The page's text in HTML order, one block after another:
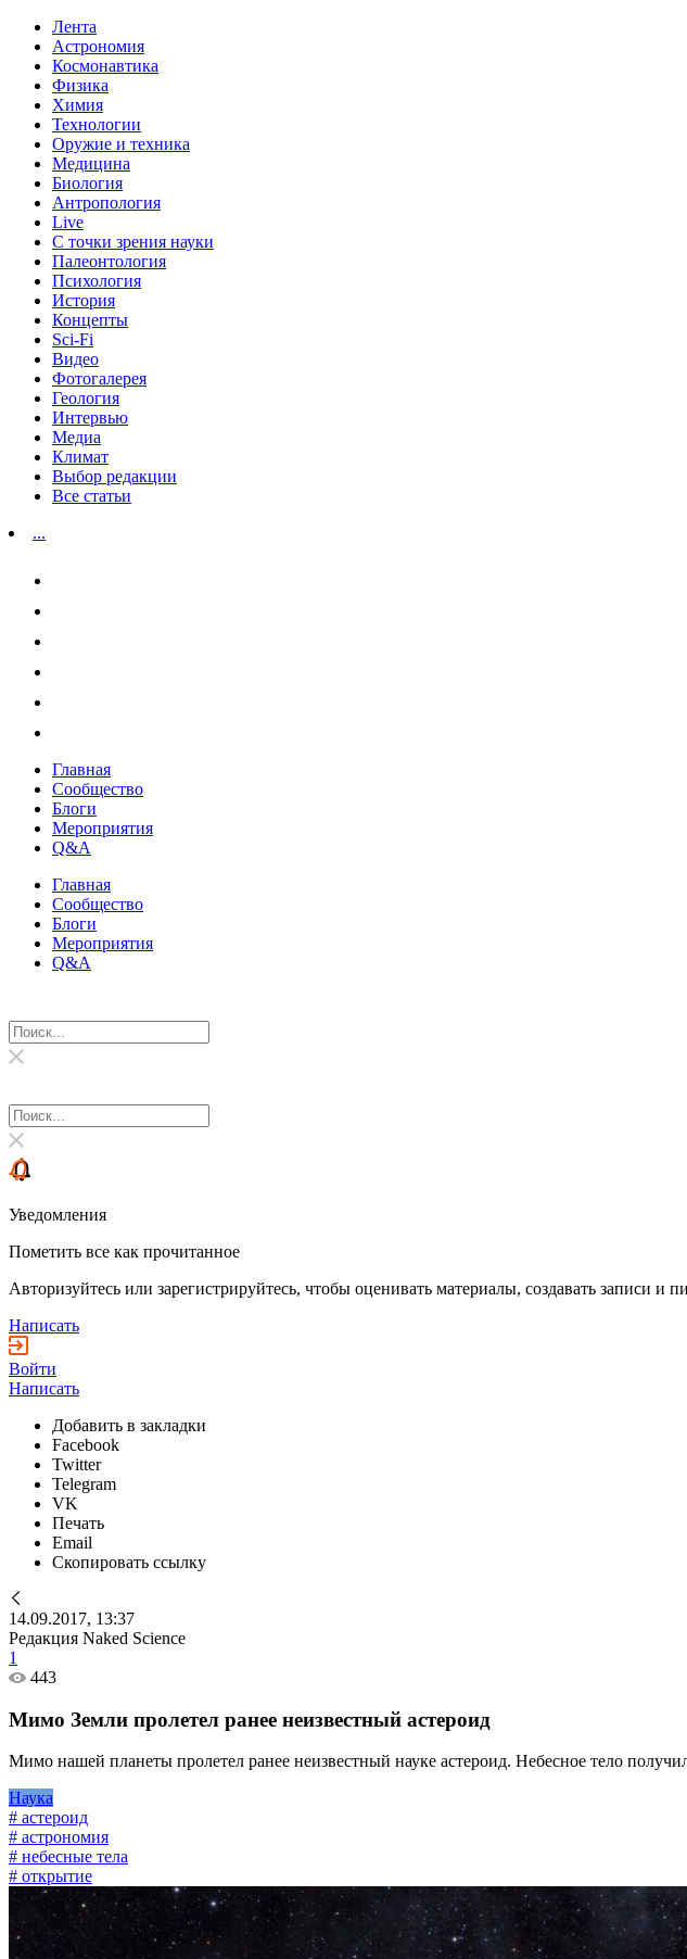
Лента
Астрономия
Космонавтика
Физика
Химия
Технологии
Оружие и техника
Медицина
Биология
Антропология
Live
С точки зрения науки
Палеонтология
Психология
История
Концепты
Sci-Fi
Видео
Фотогалерея
Геология
Интервью
Медиа
Климат
Выбор редакции
Все статьи
...
Главная
Сообщество
Блоги
Мероприятия
Q&A
Главная
Сообщество
Блоги
Мероприятия
Q&A
Уведомления
Пометить все как прочитанное
Авторизуйтесь или зарегистрируйтесь, чтобы оценивать материалы, создавать записи и
Написать
Войти
Написать
Добавить в закладки
Facebook
Twitter
Telegram
VK
Печать
Email
Скопировать ссылку
14.09.2017, 13:37
Редакция Naked Science
1
443
Мимо Земли пролетел ранее неизвестный астероид
Мимо нашей планеты пролетел ранее неизвестный науке астероид. Небесное тело
Наука
# астероид
# астрономия
# небесные тела
# открытие